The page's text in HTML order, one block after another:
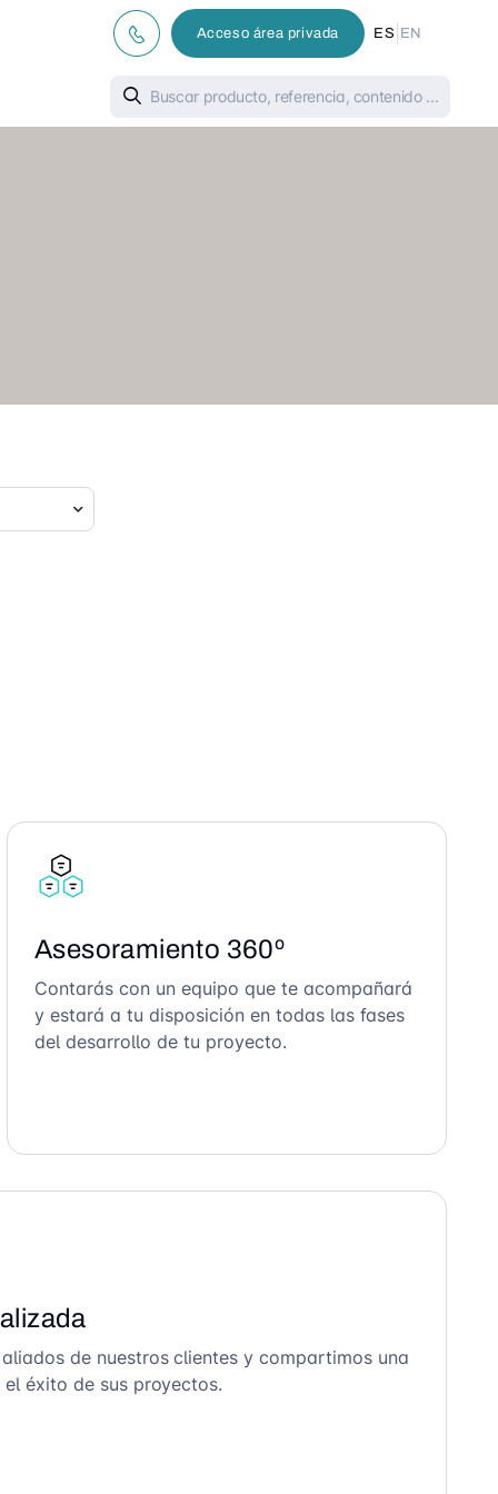
Acceso área privada ES EN
Asesoramiento 360º
Contarás con un equipo que te acompañará
y estará a tu disposición en todas las fases
del desarrollo de tu proyecto.
de nuestros clientes y compartimos una
éxito de sus proyectos.